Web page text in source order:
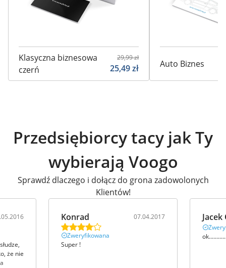
Klasyczna biznesowa
czerń
29,99zł
25,49zł Auto Biznes
Przedsiębiorcy tacy jak Ty
wybierają Voogo
Sprawdź dlaczego i dołącz do grona zadowolonych
Klientów!
że nie
Konrad 07.04.2017
Zweryfikowana
Super !
Jacek